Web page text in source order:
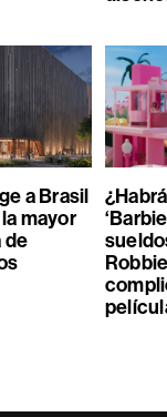
a Brasil
mayor
de